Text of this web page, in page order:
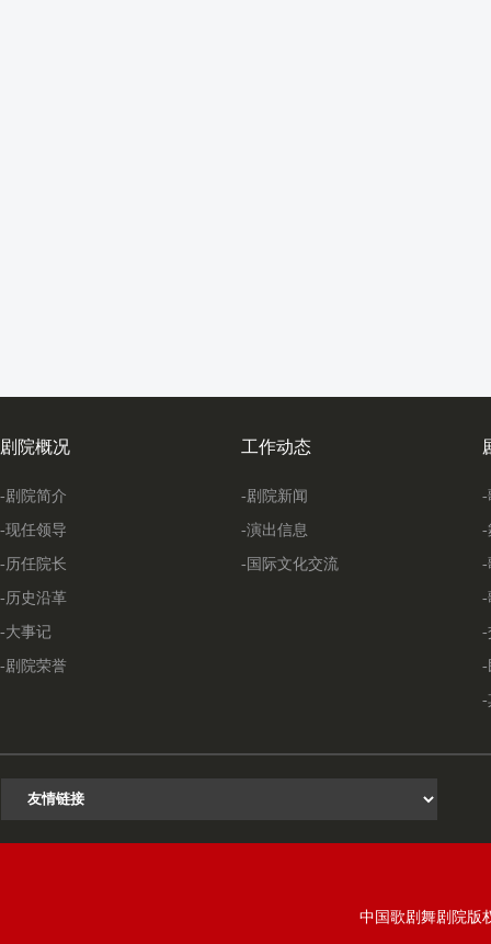
剧院概况
-剧院简介
-现任领导
-历任院长
-历史沿革
-大事记
-剧院荣誉
工作动态
-剧院新闻
-演出信息
-国际文化交流
-
-
-
-
-
-
-
中国歌剧舞剧院版